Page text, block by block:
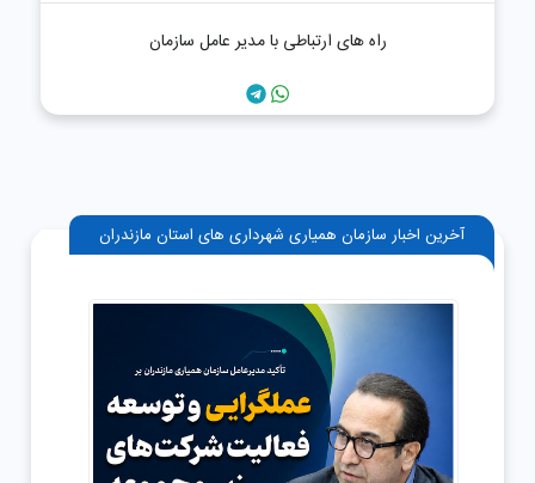
راه های ارتباطی با مدیر عامل سازمان
آخرین اخبار سازمان همیاری شهرداری های استان مازندران